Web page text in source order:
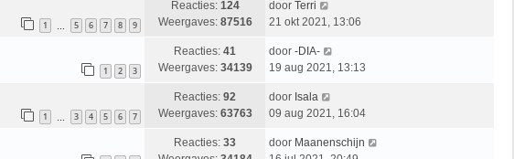
1 5 6 7 8 9
Reacties: 124
Weergaves: 87516
door Terri
21 okt 2021, 13:06
1 2 3
Reacties: 41
Weergaves: 34139
door -DIA-
19 aug 2021, 13:13
1 3 4 5 6 7
Reacties: 92
Weergaves: 63763
door Isala
09 aug 2021, 16:04
Reacties: 33
door Maanenschijn